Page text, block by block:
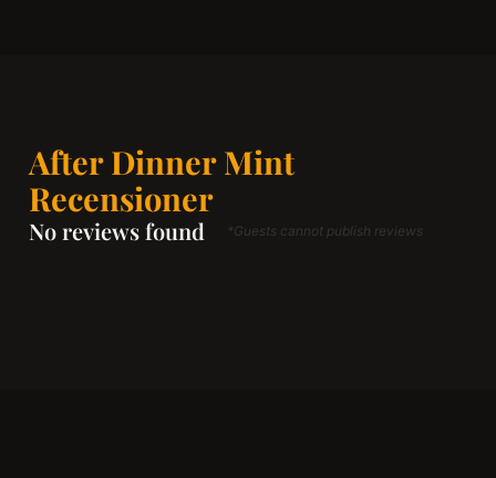
After Dinner Mint
Recensioner
No reviews found *Guests cannot publish reviews